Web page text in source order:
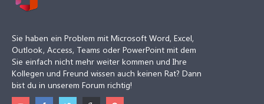
Sie haben ein Problem mit Microsoft Word, Excel,
Outlook, Access, Teams oder PowerPoint mit dem
Sie einfach nicht mehr weiter kommen und Ihre
Kollegen und Freund wissen auch keinen Rat? Dann
bist du in unserem Forum richtig!